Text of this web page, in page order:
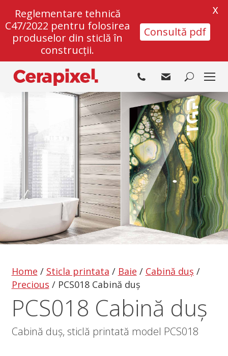
Search:
Home / Sticla printata / Baie / Cabină duș /
Precious / PCS018 Cabină duș
PCS018 Cabină duș
Cabină duș, sticlă printată model PCS018
Reglementare tehnică
C47/2022 pentru folosirea
produselor din sticlă în
construcții.
Consultă pdf
X